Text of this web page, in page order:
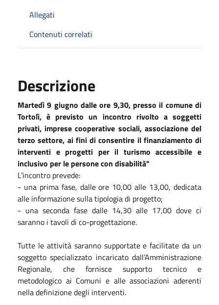
Allegati
Contenuti correlati
Descrizione
Martedì 9 giugno dalle ore 9,30, presso il comune di
Tortolì, è previsto un incontro rivolto a soggetti
privati, imprese cooperative sociali, associazione del
terzo settore, ai fini di consentire il finanziamento di
interventi e progetti per il turismo accessibile e
inclusivo per le persone con disabilità"
L’incontro prevede:
- una prima fase, dalle ore 10,00 alle 13,00, dedicata
alle informazione sulla tipologia di progetto;
- una seconda fase dalle 14,30 alle 17,00 dove ci
saranno i tavoli di co-progettazione.
Tutte le attività saranno supportate e facilitate da un
soggetto specializzato incaricato dall’Amministrazione
Regionale, che fornisce supporto tecnico e
metodologico ai Comuni e alle associazioni aderenti
nella definizione degli interventi.